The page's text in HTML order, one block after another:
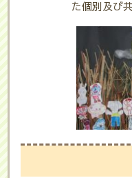
た個別及び